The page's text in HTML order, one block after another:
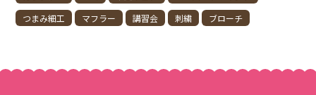
つまみ細工
マフラー 講習会 刺繍 ブローチ